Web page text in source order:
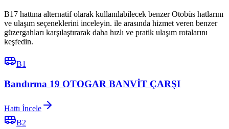
B17 hattına alternatif olarak kullanılabilecek benzer Otobüs hatlarını
ve ulaşım seçeneklerini inceleyin. ile arasında hizmet veren benzer
güzergahları karşılaştırarak daha hızlı ve pratik ulaşım rotalarını
keşfedin.
B1
Bandırma 19 OTOGAR BANVİT ÇARŞI
Hattı İncele
B2